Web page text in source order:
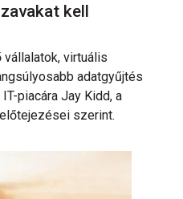
kell
virtuális
adatgyűjtés
piacára Jay Kidd, a
szerint.